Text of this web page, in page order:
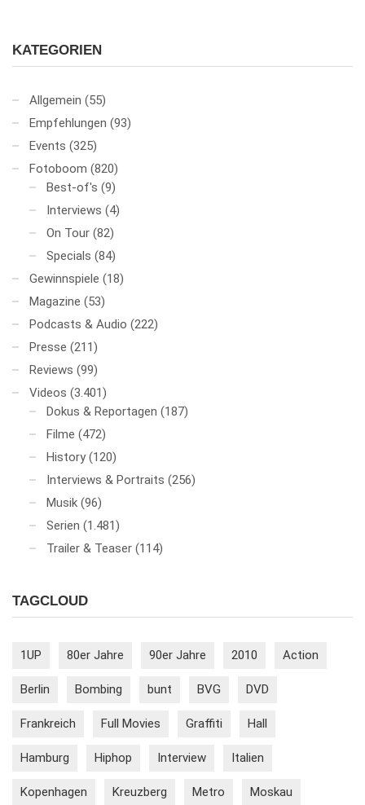
KATEGORIEN
Allgemein (55)
Empfehlungen (93)
Events (325)
Fotoboom (820)
Best-of's (9)
Interviews (4)
On Tour (82)
Specials (84)
Gewinnspiele (18)
Magazine (53)
Podcasts & Audio (222)
Presse (211)
Reviews (99)
Videos (3.401)
Dokus & Reportagen (187)
Filme (472)
History (120)
Interviews & Portraits (256)
Musik (96)
Serien (1.481)
Trailer & Teaser (114)
TAGCLOUD
1UP 80er Jahre 90er Jahre 2010 Action
Berlin Bombing bunt BVG DVD
Frankreich Full Movies Graffiti Hall
Hamburg Hiphop Interview Italien
Kopenhagen Kreuzberg Metro Moskau